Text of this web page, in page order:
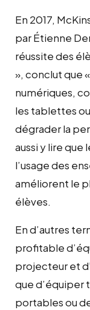
En 2017,
par Étienne
réussite des
», conclut que
numériques,
les tablettes
dégrader la
aussi y lire
l’usage des
améliorent le
élèves.
En d’autres
profitable
projecteur et
que d’équiper
portables ou